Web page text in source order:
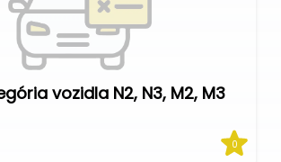
vozidla N2, N3, M2, M3
0